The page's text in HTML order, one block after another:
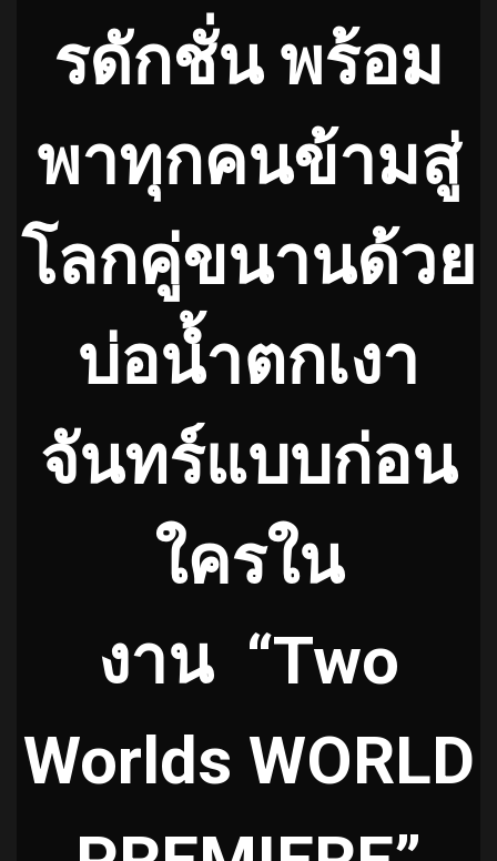
รดักชั่น พร้อม
พาทุกคนข้ามสู่
โลกคู่ขนานด้วย
บ่อน้ำตกเงา
จันทร์แบบก่อน
ใครใน
งาน “Two
Worlds WORLD